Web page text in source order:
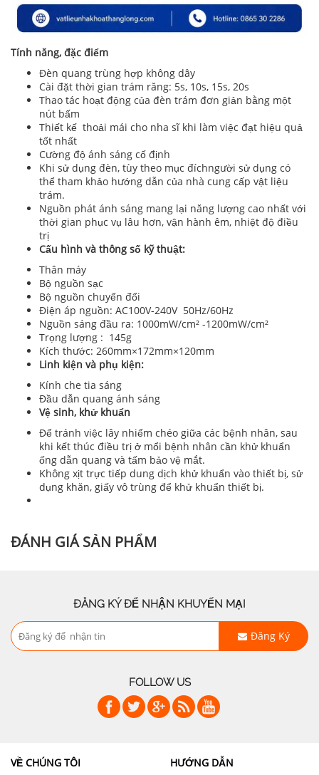
Tính năng, đặc điểm
Đèn quang trùng hợp không dây
Cài đặt thời gian trám răng: 5s, 10s, 15s, 20s
Thao tác hoạt động của đèn trám đơn giản bằng một
nút bấm
Thiết kế thoải mái cho nha sĩ khi làm việc đạt hiệu quả
tốt nhất
Cường độ ánh sáng cố định
Khi sử dụng đèn, tùy theo mục đíchngười sử dụng có
thể tham khảo hướng dẫn của nhà cung cấp vật liệu
trám.
Nguồn phát ánh sáng mang lại năng lượng cao nhất với
thời gian phục vụ lâu hơn, vận hành êm, nhiệt độ điều
trị
Cấu hình và thông số kỹ thuật:
Thân máy
Bộ nguồn sạc
Bộ nguồn chuyển đổi
Điện áp nguồn: AC100V-240V 50Hz/60Hz
Nguồn sáng đầu ra: 1000mW/cm² -1200mW/cm²
Trọng lượng : 145g
Kích thước: 260mm×172mm×120mm
Linh kiện và phụ kiện:
Kính che tia sáng
Đầu dẫn quang ánh sáng
Vệ sinh, khử khuẩn
Để tránh việc lây nhiểm chéo giữa các bệnh nhân, sau
khi kết thúc điều trị ở mổi bệnh nhân cần khử khuẩn
ống dẫn quang và tấm bảo vệ mắt.
Không xịt trực tiếp dung dịch khử khuẩn vào thiết bị, sử
dụng khăn, giấy vô trùng để khử khuẩn thiết bị.
ĐÁNH GIÁ SẢN PHẨM
ĐĂNG KÝ ĐỂ NHẬN KHUYẾN MẠI
Đăng Ký
FOLLOW US
VỀ CHÚNG TÔI HƯỚNG DẪN